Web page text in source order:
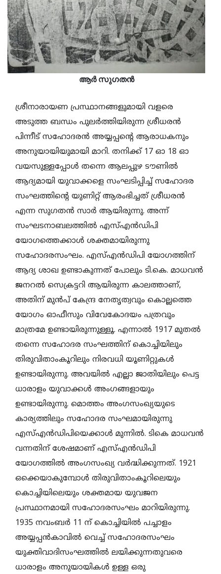
ആര്‍ സുഗതന്‍
ശ്രീനാരായണ പ്രസ്ഥാനങ്ങളുമായി വളരെ
അടുത്ത ബന്ധം പുലര്‍ത്തിയിരുന്ന ശ്രീധരന്‍
പിന്നീട് സഹോദരന്‍ അയ്യപ്പന്റെ ആരാധകനും
അനുയായിയുമായി മാറി. തനിക്ക് 17 ഓ 18 ഓ
വയസുള്ളപ്പോള്‍ തന്നെ ആലപ്പുഴ ടൗണില്‍
ആദ്യമായി യുവാക്കളെ സംഘടിപ്പിച്ച് സഹോദര
സംഘത്തിന്റെ യുണിറ്റ് ആരംഭിച്ചത് ശ്രീധരന്‍
എന്ന സുഗതന്‍ സാര്‍ ആയിരുന്നു. അന്ന്
സംഘടനാബലത്തില്‍ എസ്എന്‍ഡിപി
യോഗത്തെക്കാള്‍ ശക്തമായിരുന്നു
സഹോദരസംഘം. എസ്എന്‍ഡിപി യോഗത്തിന്
ആദ്യ ശാഖ ഉണ്ടാകുന്നത് പോലും ടി.കെ. മാധവന്‍
ജനറല്‍ സെക്രട്ടറി ആയിരുന്ന കാലത്താണ്,
അതിന് മുന്‍പ് കേന്ദ്ര നേതൃത്വവും കൊല്ലത്തെ
യോഗം ഓഫീസും വിവേകോദയം പത്രവും
മാത്രമേ ഉണ്ടായിരുന്നുള്ളൂ. എന്നാല്‍ 1917 മുതല്‍
തന്നെ സഹോദര സംഘത്തിന് കൊച്ചിയിലും
തിരുവിതാംകൂറിലും നിരവധി യൂണിറ്റുകള്‍
ഉണ്ടായിരുന്നു. അവയില്‍ എല്ലാ ജാതിയിലും പെട്ട
ധാരാളം യുവാക്കള്‍ അംഗങ്ങളായും
ഉണ്ടായിരുന്നു. മൊത്തം അംഗസംഖ്യയുടെ
കാര്യത്തിലും സഹോദര സംഘമായിരുന്നു
എസ്എന്‍ഡിപിയെക്കാള്‍ മുന്നില്‍. ടികെ മാധവന്‍
വന്നതിന് ശേഷമാണ് എസ്എന്‍ഡിപി
യോഗത്തില്‍ അംഗസംഖ്യ വര്‍ദ്ധിക്കുന്നത്. 1921
ഒക്കെയാകുമ്പോള്‍ തിരുവിതാംകൂറിലെയും
കൊച്ചിയിലെയും ശക്തമായ യുവജന
പ്രസ്ഥാനമായി സഹോദരസംഘം മാറിയിരുന്നു.
1935 നവംബര്‍ 11 ന് കൊച്ചിയില്‍ പച്ചാളം
അയ്യപ്പന്‍കാവില്‍ വെച്ച് സഹോദരസംഘം
യുക്തിവാദിസംഘത്തില്‍ ലയിക്കുന്നതുവരെ
ധാരാളം അനുയായികള്‍ ഉള്ള ഒരു